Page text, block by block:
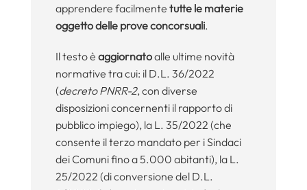
apprendere facilmente tutte le materie
oggetto delle prove concorsuali.
Il testo è aggiornatoalle ultime novità
normative tra cui: il D.L. 36/2022
(decreto PNRR-2, con diverse
disposizioni concernenti il rapporto di
pubblico impiego), la L. 35/2022 (che
consente il terzo mandato per i Sindaci
dei Comuni fino a 5.000 abitanti), la L.
25/2022 (di conversione del D.L.